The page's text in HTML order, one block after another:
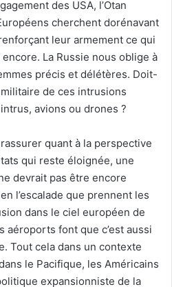
des USA, l’Otan
cherchent dorénavant
leur armement ce qui
La Russie nous oblige à
précis et délétères. Doit-
de ces intrusions
avions ou drones ?
quant à la perspective
qui reste éloignée, une
devrait pas être encore
l’escalade que prennent les
dans le ciel européen de
font que c’est aussi
Tout cela dans un contexte
le Pacifique, les Américains
expansionniste de la